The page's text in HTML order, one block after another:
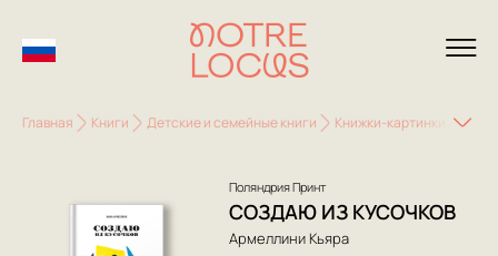
Главная Книги Детские и семейные книги Книжки-картинки
Поляндрия Принт
СОЗДАЮ ИЗ КУСОЧКОВ
Армеллини Кьяра